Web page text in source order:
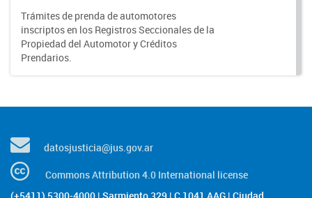
Trámites de prenda de automotores
inscriptos en los Registros Seccionales de la
Propiedad del Automotor y Créditos
Prendarios.
datosjusticia@jus.gov.ar
Commons Attribution 4.0 International license